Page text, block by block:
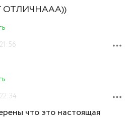
ОТЛИЧНААА))
что это настоящая